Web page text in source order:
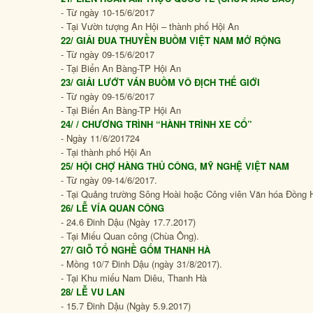
- Từ ngày 10-15/6/2017
- Tại Vườn tượng An Hội – thành phố Hội An
22/ GIẢI ĐUA THUYỀN BUỒM VIỆT NAM MỞ RỘNG
- Từ ngày 09-15/6/2017
- Tại Biển An Bàng-TP Hội An
23/ GIẢI LƯỚT VÁN BUỒM VÔ ĐỊCH THẾ GIỚI
- Từ ngày 09-15/6/2017
- Tại Biển An Bàng-TP Hội An
24/ / CHƯƠNG TRÌNH “HÀNH TRÌNH XE CỔ”
- Ngày 11/6/201724
- Tại thành phố Hội An
25/ HỘI CHỢ HÀNG THỦ CÔNG, MỸ NGHỆ VIỆT NAM
- Từ ngày 09-14/6/2017.
- Tại Quảng trường Sông Hoài hoặc Công viên Văn hóa Đồng
26/ LỄ VÍA QUAN CÔNG
- 24.6 Đinh Dậu (Ngày 17.7.2017)
- Tại Miếu Quan công (Chùa Ông).
27/ GIỖ TỔ NGHỀ GỐM THANH HÀ
- Mồng 10/7 Đinh Dậu (ngày 31/8/2017).
- Tại Khu miếu Nam Diêu, Thanh Hà
28/ LỄ VU LAN
- 15.7 Đinh Dậu (Ngày 5.9.2017)